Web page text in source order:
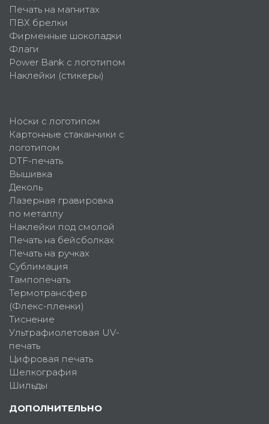
Печать на магнитах
ПВХ брелки
Фирменные шоколадки
Флаги
Power Bank с логотипом
Наклейки (стикеры)
Носки с логотипом
Картонные стаканчики с
логотипом
DTF-печать
Вышивка
Деколь
Лазерная гравировка
по металлу
Наклейки под смолой
Печать на бейсболках
Печать на ручках
Сублимация
Тампопечать
Термотрансфер
(Флекс-пленки)
Тиснение
Ультрафиолетовая UV-
печать
Цифровая печать
Шелкография
Шильды
ДОПОЛНИТЕЛЬНО